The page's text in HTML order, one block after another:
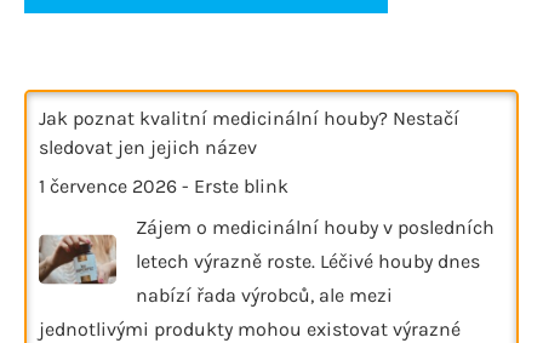
Jak poznat kvalitní medicinální houby? Nestačí
sledovat jen jejich název
1 července 2026 - Erste blink
Zájem o medicinální houby v posledních
letech výrazně roste. Léčivé houby dnes
nabízí řada výrobců, ale mezi
jednotlivými produkty mohou existovat výrazné